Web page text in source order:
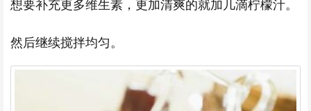
想要补充更多维生素，更加清爽的就加几滴柠檬汁。
然后继续搅拌均匀。